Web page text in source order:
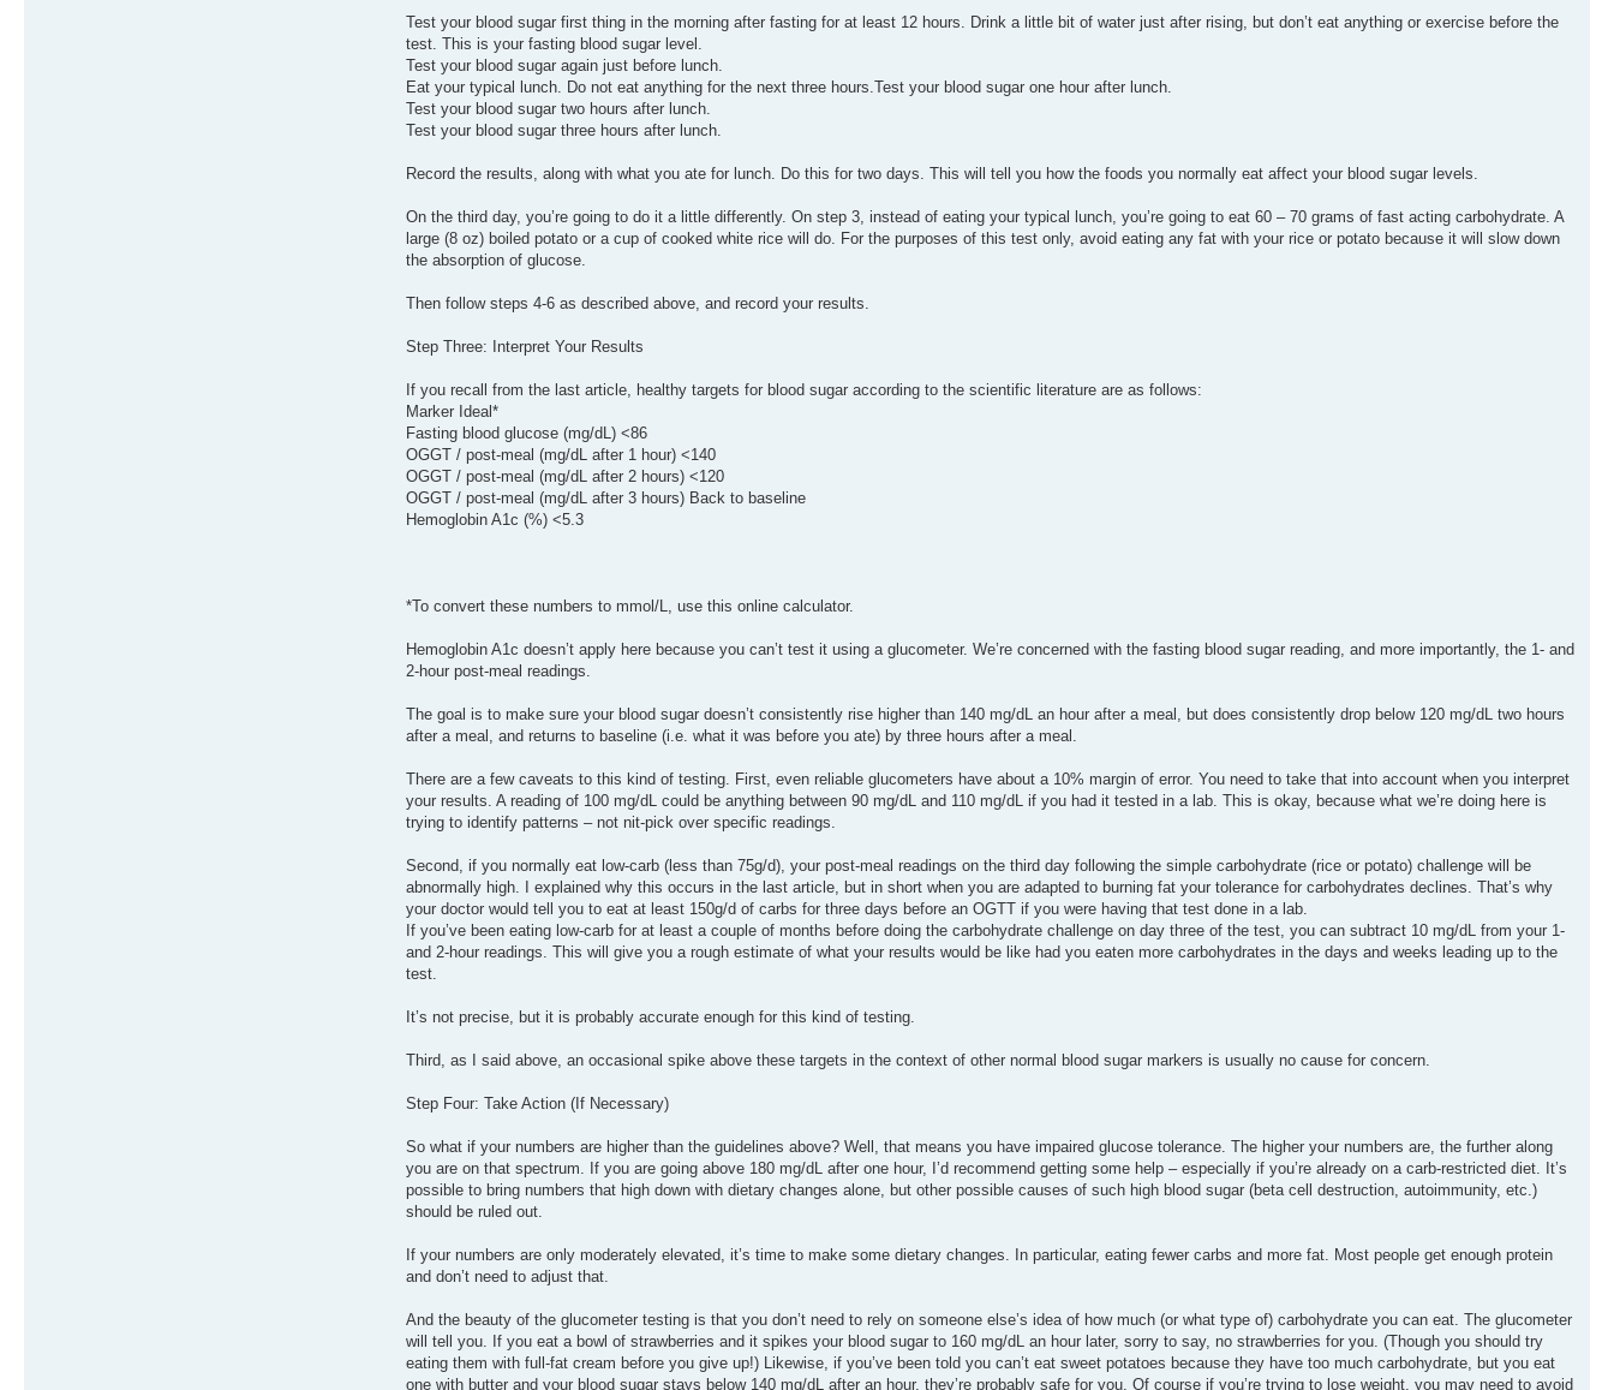
Test your blood sugar first thing in the morning after fasting for at least 12 hours. Drink a little bit of water just after rising, but don’t eat anything or exercise before the
test. This is your fasting blood sugar level.
Test your blood sugar again just before lunch.
Eat your typical lunch. Do not eat anything for the next three hours.Test your blood sugar one hour after lunch.
Test your blood sugar two hours after lunch.
Test your blood sugar three hours after lunch.
Record the results, along with what you ate for lunch. Do this for two days. This will tell you how the foods you normally eat affect your blood sugar levels.
On the third day, you’re going to do it a little differently. On step 3, instead of eating your typical lunch, you’re going to eat 60 – 70 grams of fast acting carbohydrate. A
large (8 oz) boiled potato or a cup of cooked white rice will do. For the purposes of this test only, avoid eating any fat with your rice or potato because it will slow down
the absorption of glucose.
Then follow steps 4-6 as described above, and record your results.
Step Three: Interpret Your Results
If you recall from the last article, healthy targets for blood sugar according to the scientific literature are as follows:
Marker Ideal*
Fasting blood glucose (mg/dL) <86
OGGT / post-meal (mg/dL after 1 hour) <140
OGGT / post-meal (mg/dL after 2 hours) <120
OGGT / post-meal (mg/dL after 3 hours) Back to baseline
Hemoglobin A1c (%) <5.3
*To convert these numbers to mmol/L, use this online calculator.
Hemoglobin A1c doesn’t apply here because you can’t test it using a glucometer. We’re concerned with the fasting blood sugar reading, and more importantly, the 1- and
2-hour post-meal readings.
The goal is to make sure your blood sugar doesn’t consistently rise higher than 140 mg/dL an hour after a meal, but does consistently drop below 120 mg/dL two hours
after a meal, and returns to baseline (i.e. what it was before you ate) by three hours after a meal.
There are a few caveats to this kind of testing. First, even reliable glucometers have about a 10% margin of error. You need to take that into account when you interpret
your results. A reading of 100 mg/dL could be anything between 90 mg/dL and 110 mg/dL if you had it tested in a lab. This is okay, because what we’re doing here is
trying to identify patterns – not nit-pick over specific readings.
Second, if you normally eat low-carb (less than 75g/d), your post-meal readings on the third day following the simple carbohydrate (rice or potato) challenge will be
abnormally high. I explained why this occurs in the last article, but in short when you are adapted to burning fat your tolerance for carbohydrates declines. That’s why
your doctor would tell you to eat at least 150g/d of carbs for three days before an OGTT if you were having that test done in a lab.
If you’ve been eating low-carb for at least a couple of months before doing the carbohydrate challenge on day three of the test, you can subtract 10 mg/dL from your 1-
and 2-hour readings. This will give you a rough estimate of what your results would be like had you eaten more carbohydrates in the days and weeks leading up to the
test.
It’s not precise, but it is probably accurate enough for this kind of testing.
Third, as I said above, an occasional spike above these targets in the context of other normal blood sugar markers is usually no cause for concern.
Step Four: Take Action (If Necessary)
So what if your numbers are higher than the guidelines above? Well, that means you have impaired glucose tolerance. The higher your numbers are, the further along
you are on that spectrum. If you are going above 180 mg/dL after one hour, I’d recommend getting some help – especially if you’re already on a carb-restricted diet. It’s
possible to bring numbers that high down with dietary changes alone, but other possible causes of such high blood sugar (beta cell destruction, autoimmunity, etc.)
should be ruled out.
If your numbers are only moderately elevated, it’s time to make some dietary changes. In particular, eating fewer carbs and more fat. Most people get enough protein
and don’t need to adjust that.
And the beauty of the glucometer testing is that you don’t need to rely on someone else’s idea of how much (or what type of) carbohydrate you can eat. The glucometer
will tell you. If you eat a bowl of strawberries and it spikes your blood sugar to 160 mg/dL an hour later, sorry to say, no strawberries for you. (Though you should try
eating them with full-fat cream before you give up!) Likewise, if you’ve been told you can’t eat sweet potatoes because they have too much carbohydrate, but you eat
one with butter and your blood sugar stays below 140 mg/dL after an hour, they’re probably safe for you. Of course if you’re trying to lose weight, you may need to avoid